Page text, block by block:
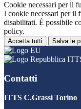
Cookie necessari per il
I cookie necessari per il
disabilitati. È possibile
policy.
Accetta tutti Salva le
Contatti
ITTS C.Grassi Torino